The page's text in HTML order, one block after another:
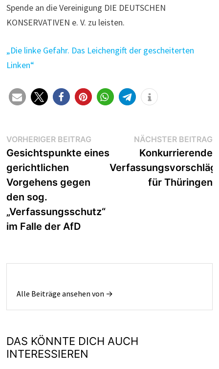
Spende an die Vereinigung DIE DEUTSCHEN
KONSERVATIVEN e. V. zu leisten.
„Die linke Gefahr. Das Leichengift der gescheiterten
Linken“
Beitragsnavigation
VORHERIGER BEITRAGVorheriger
Beitrag:
Gesichtspunkte eines
gerichtlichen
Vorgehens gegen
den sog.
„Verfassungsschutz“
im Falle der AfD
NÄCHSTER BEITRAG
Konkurrierende
für Thüringen
Alle Beiträge ansehen von →
DAS KÖNNTE DICH AUCH
INTERESSIEREN